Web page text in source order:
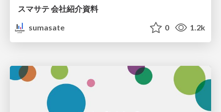
スマサテ 会社紹介資料
sumasate
0 1.2k